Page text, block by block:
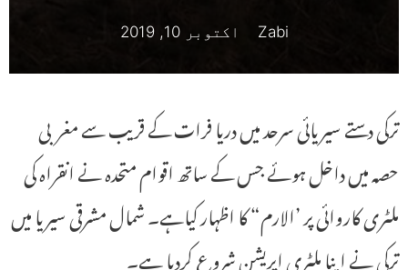
Zabi اکتوبر 10, 2019
ترکی دستے سیریائی سرحد میں دریا فرات کے قریب سے مغربی
حصہ میں داخل ہوئے جس کے ساتھ اقوام متحدہ نے انقراہ کی
ملٹری کاروائی پر ’الارم“ کا اظہار کیاہے۔ شمال مشرقی سیریا میں
ترکی نے اپنا ملٹری اپریشن شروع کردیا ہے۔